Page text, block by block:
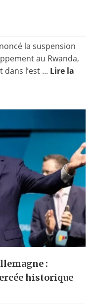
la suspension
au Rwanda,
l’est ... Lire la
:
historique